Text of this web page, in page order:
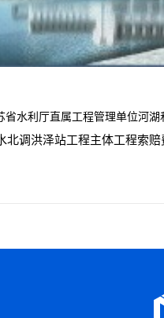
省水利厅直属工程管理单位河湖
北调洪泽站工程主体工程索赔